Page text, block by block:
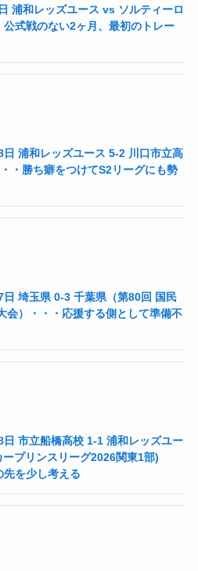
浦和レッズユース vs ソルティーロ
式戦のない2ヶ月、最初のトレー
日 浦和レッズユース 5-2 川口市立高
・勝ち癖をつけてS2リーグにも勢
日 埼玉県 0-3 千葉県（第80回 国民
会）・・・応援する側として準備不
日 市立船橋高校 1-1 浦和レッズユー
プリンスリーグ2026関東1部)
先を少し考える